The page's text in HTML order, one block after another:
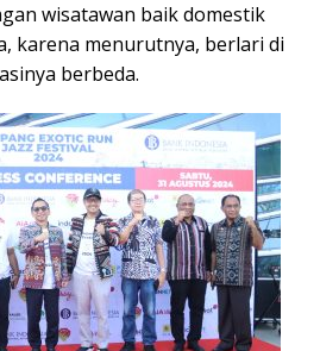
wisatawan baik domestik
karena menurutnya, berlari di
berbeda.